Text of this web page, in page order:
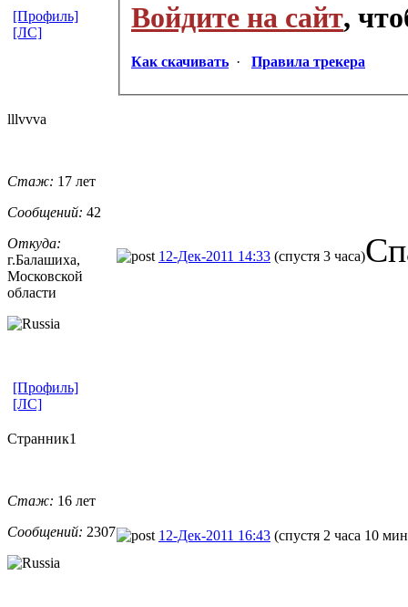
Войдите на сайт,
Как скачивать · Правила трекера
[Профиль]
[ЛС]
lllvvva
Стаж: 17 лет
Сообщений: 42
Откуда:
г.Балашиха,
Московской
области
12-Дек-2011 14:33 (спустя 3 часа)
[Профиль]
[ЛС]
Странник1
Стаж: 16 лет
Сообщений: 2307 12-Дек-2011 16:43 (спустя 2 часа 10